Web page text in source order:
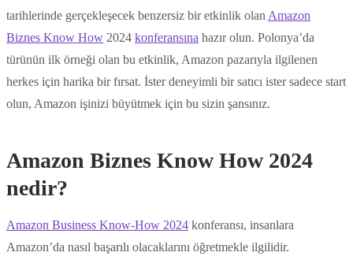
tarihlerinde gerçekleşecek benzersiz bir etkinlik olan Amazon
Biznes Know How 2024 konferansına hazır olun. Polonya’da
türünün ilk örneği olan bu etkinlik, Amazon pazarıyla ilgilenen
herkes için harika bir fırsat. İster deneyimli bir satıcı ister sadece start
olun, Amazon işinizi büyütmek için bu sizin şansınız.
Amazon Biznes Know How 2024
nedir?
Amazon Business Know-How 2024 konferansı, insanlara
Amazon’da nasıl başarılı olacaklarını öğretmekle ilgilidir.